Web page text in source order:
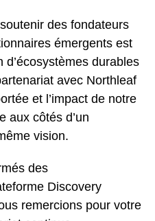
des fondateurs
émergents est
durables
avec Northleaf
et l’impact de notre
aux côtés d’un
vision.
des
Discovery
remercions pour votre